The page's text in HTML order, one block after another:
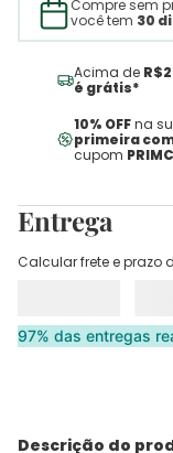
Compre sem
você tem 30
Acima de
é grátis*
10% OFFna
primeira
cupom
Entrega
Calcular frete e prazo
97% das entregas
Descrição do